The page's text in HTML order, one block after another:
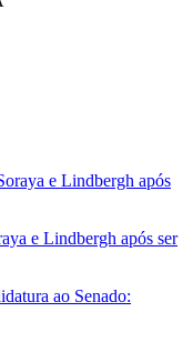
e Lindbergh após ser